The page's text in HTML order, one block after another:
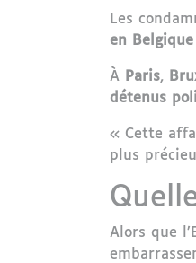
Les
en Belgique
À Paris,
détenus
« Cette
plus
Alors que